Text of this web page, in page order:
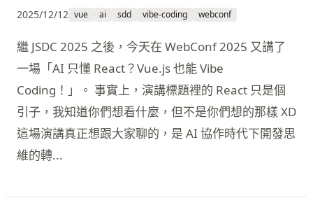
2025/12/12 vue ai sdd vibe-coding webconf
繼 JSDC 2025 之後，今天在 WebConf 2025 又講了
一場「AI 只懂 React？Vue.js 也能 Vibe
Coding！」。 事實上，演講標題裡的 React 只是個
引子，我知道你們想看什麼，但不是你們想的那樣 XD
這場演講真正想跟大家聊的，是 AI 協作時代下開發思
維的轉...